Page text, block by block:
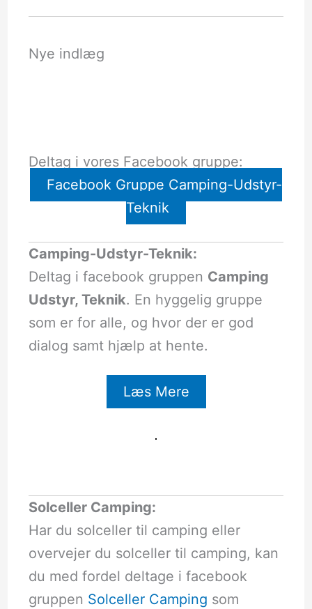
Nye indlæg
Deltag i vores Facebook gruppe:
Facebook Gruppe Camping-Udstyr-
Teknik
Camping-Udstyr-Teknik:
Deltag i facebook gruppen Camping
Udstyr, Teknik. En hyggelig gruppe
som er for alle, og hvor der er god
dialog samt hjælp at hente.
Læs Mere
Solceller Camping:
Har du solceller til camping eller
overvejer du solceller til camping, kan
du med fordel deltage i facebook
gruppen Solceller Camping som